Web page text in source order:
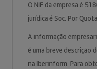
O NIF da empresa é
jurídica é Soc. Por
A informação
é uma breve descrição
na Iberinform. Para